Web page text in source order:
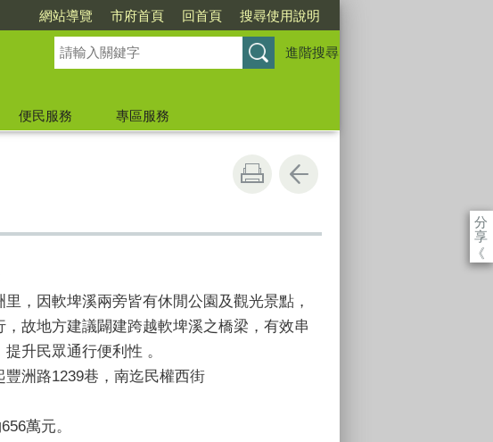
網站導覽 市府首頁 回首頁 搜尋使用說明
進階搜尋
便民服務
專區服務
分
享
《
，因軟埤溪兩旁皆有休閒公園及觀光景點，
，故地方建議闢建跨越軟埤溪之橋梁，有效串
升民眾通行便利性 。
豐洲路1239巷，南迄民權西街
萬元。